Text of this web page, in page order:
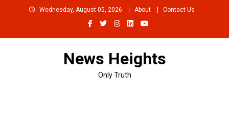
Wednesday, August 05, 2026 About Contact Us
News Heights
Only Truth